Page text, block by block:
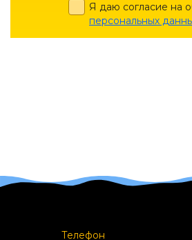
Я даю согласие на
персональных
Телефон